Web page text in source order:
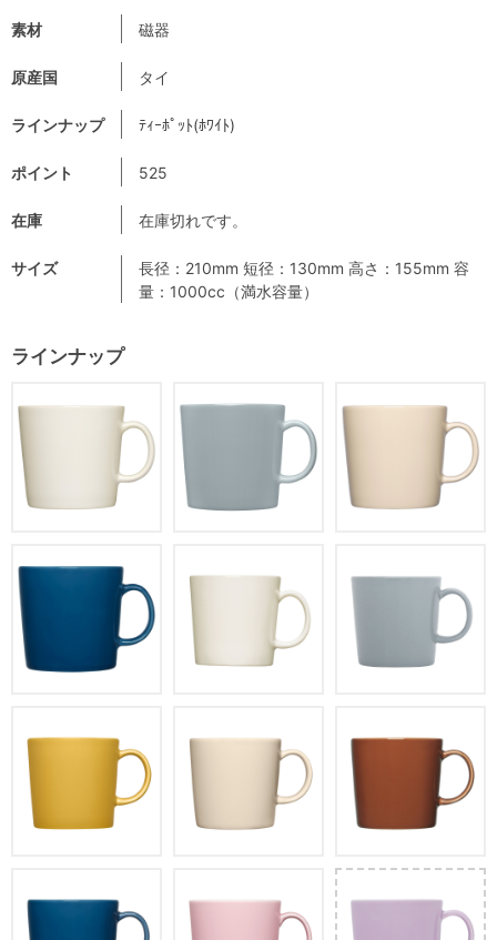
素材 磁器
原産国 タイ
ラインナップ ﾃｨｰﾎﾟｯﾄ(ﾎﾜｲﾄ)
ポイント 525
在庫 在庫切れです。
サイズ
長径：210mm 短径：130mm 高さ：155mm 容
量：1000cc（満水容量）
ラインナップ